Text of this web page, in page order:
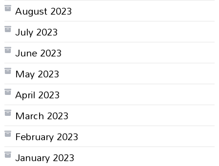
August 2023
July 2023
June 2023
May 2023
April 2023
March 2023
February 2023
January 2023